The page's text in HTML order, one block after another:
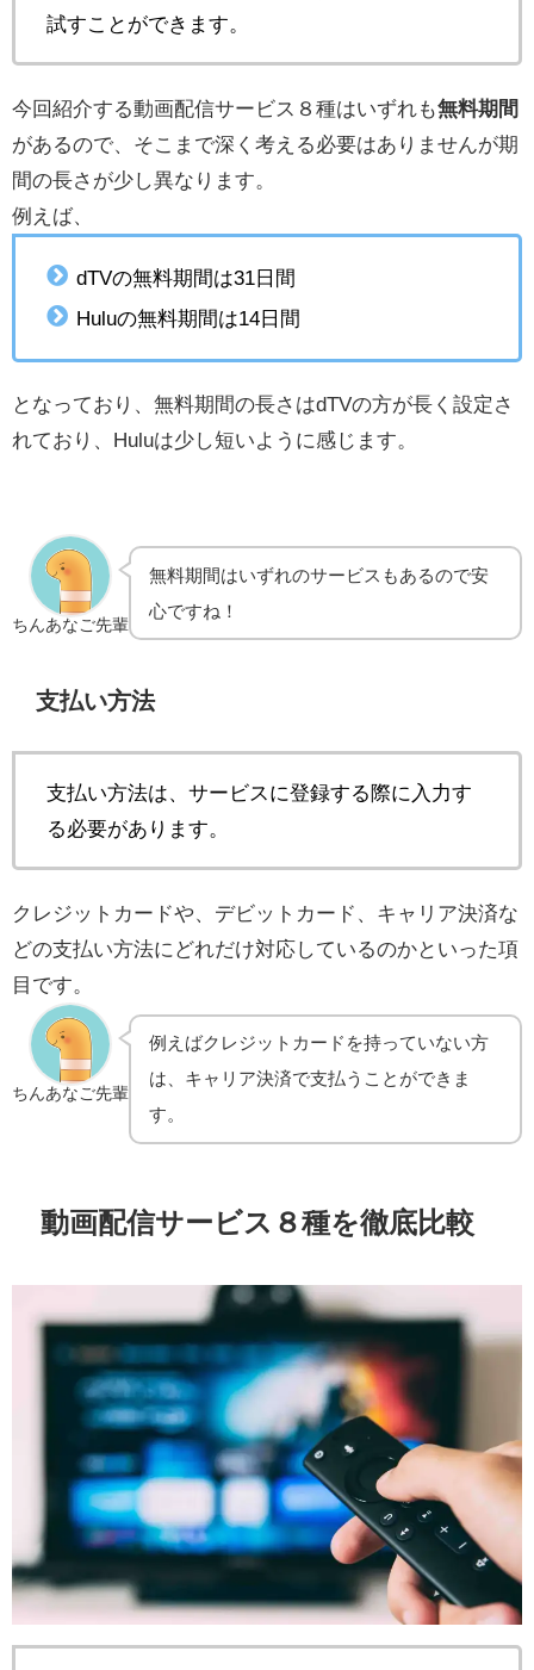
試すことができます。
今回紹介する動画配信サービス８種はいずれも無料期間
があるので、そこまで深く考える必要はありませんが期
間の長さが少し異なります。
例えば、
dTVの無料期間は31日間
Huluの無料期間は14日間
となっており、無料期間の長さはdTVの方が長く設定さ
れており、Huluは少し短いように感じます。
ちんあなご先輩
無料期間はいずれのサービスもあるので安
心ですね！
支払い方法
支払い方法は、サービスに登録する際に入力す
る必要があります。
クレジットカードや、デビットカード、キャリア決済な
どの支払い方法にどれだけ対応しているのかといった項
目です。
ちんあなご先輩
例えばクレジットカードを持っていない方
は、キャリア決済で支払うことができま
す。
動画配信サービス８種を徹底比較